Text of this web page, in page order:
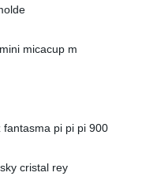
micacup m
pi pi pi 900
cristal rey